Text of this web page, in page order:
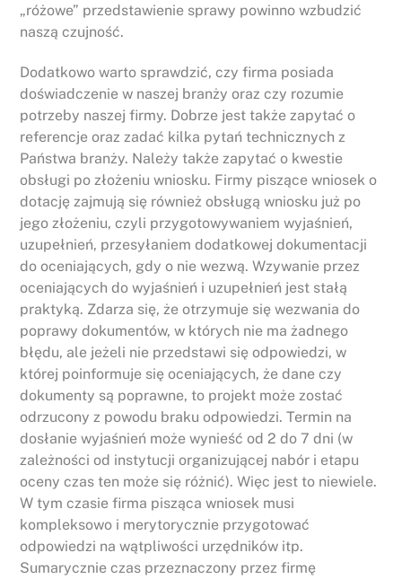
„różowe” przedstawienie sprawy powinno wzbudzić
naszą czujność.
Dodatkowo warto sprawdzić, czy firma posiada
doświadczenie w naszej branży oraz czy rozumie
potrzeby naszej firmy. Dobrze jest także zapytać o
referencje oraz zadać kilka pytań technicznych z
Państwa branży. Należy także zapytać o kwestie
obsługi po złożeniu wniosku. Firmy piszące wniosek o
dotację zajmują się również obsługą wniosku już po
jego złożeniu, czyli przygotowywaniem wyjaśnień,
uzupełnień, przesyłaniem dodatkowej dokumentacji
do oceniających, gdy o nie wezwą. Wzywanie przez
oceniających do wyjaśnień i uzupełnień jest stałą
praktyką. Zdarza się, że otrzymuje się wezwania do
poprawy dokumentów, w których nie ma żadnego
błędu, ale jeżeli nie przedstawi się odpowiedzi, w
której poinformuje się oceniających, że dane czy
dokumenty są poprawne, to projekt może zostać
odrzucony z powodu braku odpowiedzi. Termin na
dosłanie wyjaśnień może wynieść od 2 do 7 dni (w
zależności od instytucji organizującej nabór i etapu
oceny czas ten może się różnić). Więc jest to niewiele.
W tym czasie firma pisząca wniosek musi
kompleksowo i merytorycznie przygotować
odpowiedzi na wątpliwości urzędników itp.
Sumarycznie czas przeznaczony przez firmę